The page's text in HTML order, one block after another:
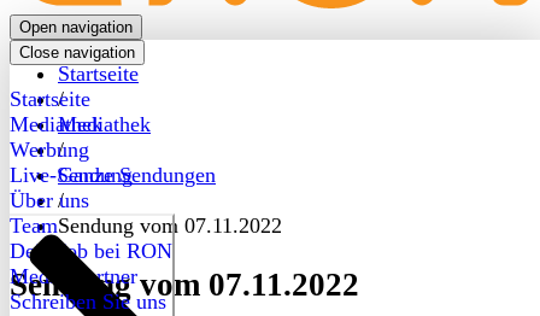
Open navigation
Close navigation
Startseite
Mediathek
Werbung
Live-Sendung
Über uns
Team
Dein Job bei RON
Medienpartner
Schreiben Sie uns
Startseite
/
Mediathek
/
Ganze Sendungen
/
Sendung vom 07.11.2022
Sendung vom 07.11.2022